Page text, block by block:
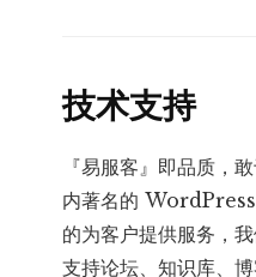
技术支持
『易服客』即品质，
内著名的 WordPress
的为客户提供服务，
支持论坛、知识库、